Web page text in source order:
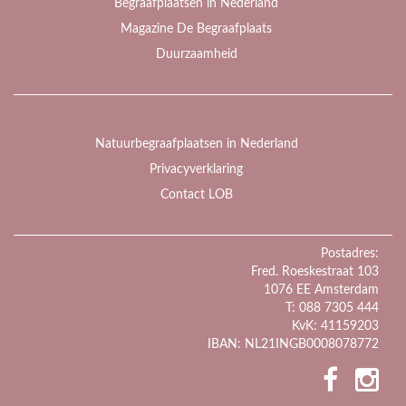
Begraafplaatsen in Nederland
Magazine De Begraafplaats
Duurzaamheid
Natuurbegraafplaatsen in Nederland
Privacyverklaring
Contact LOB
Postadres:
Fred. Roeskestraat 103
1076 EE Amsterdam
T: 088 7305 444
KvK: 41159203
IBAN: NL21INGB0008078772